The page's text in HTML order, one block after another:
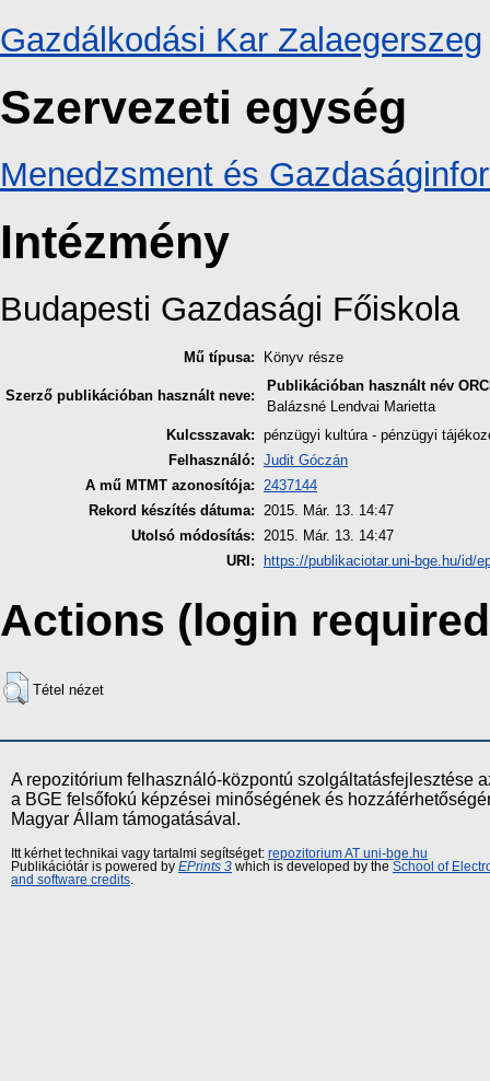
Gazdálkodási Kar Zalaegerszeg
Szervezeti egység
Menedzsment és
Intézmény
Budapesti Gazdasági Főiskola
Mű típusa: Könyv része
Szerző publikációban használt neve:
Publikációban használt név
Balázsné Lendvai Marietta
Kulcsszavak: pénzügyi kultúra - pénzügyi
Felhasználó: Judit Góczán
A mű MTMT azonosítója: 2437144
Rekord készítés dátuma: 2015. Már. 13. 14:47
Utolsó módosítás: 2015. Már. 13. 14:47
URI:
https://publikaciotar.uni-bge.hu/id/
Actions (login
Tétel nézet
A repozitórium felhasználó-központú szolgáltatásfejlesztése
a BGE felsőfokú képzései minőségének és
Magyar Állam támogatásával.
Itt kérhet technikai vagy tartalmi segítséget: repozitorium AT uni-bge.hu
Publikációtár is powered by EPrints 3 which is developed by the School of
and software credits